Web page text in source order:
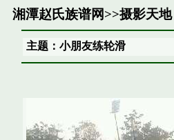
湘潭赵氏族谱网>>摄影天地
主题：小朋友练轮滑